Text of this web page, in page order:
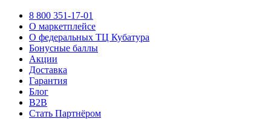
8 800 351-17-01
О маркетплейсе
О федеральных ТЦ Кубатура
Бонусные баллы
Акции
Доставка
Гарантия
Блог
B2B
Стать Партнёром